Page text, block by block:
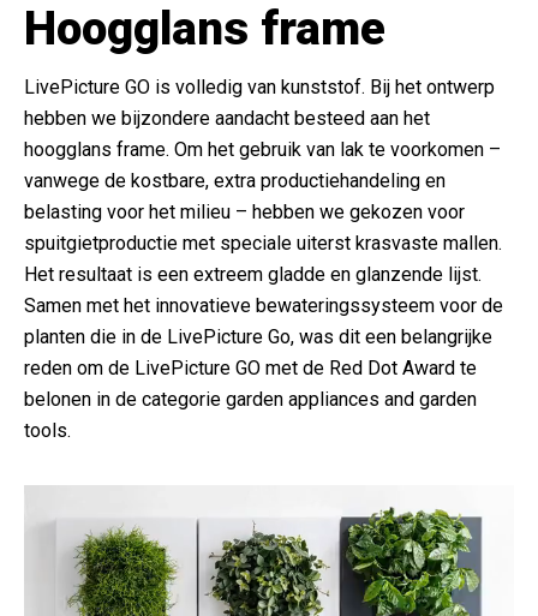
Hoogglans frame
LivePicture GO is volledig van kunststof. Bij het ontwerp
hebben we bijzondere aandacht besteed aan het
hoogglans frame. Om het gebruik van lak te voorkomen –
vanwege de kostbare, extra productiehandeling en
belasting voor het milieu – hebben we gekozen voor
spuitgietproductie met speciale uiterst krasvaste mallen.
Het resultaat is een extreem gladde en glanzende lijst.
Samen met het innovatieve bewateringssysteem voor de
planten die in de LivePicture Go, was dit een belangrijke
reden om de LivePicture GO met de Red Dot Award te
belonen in de categorie garden appliances and garden
tools.